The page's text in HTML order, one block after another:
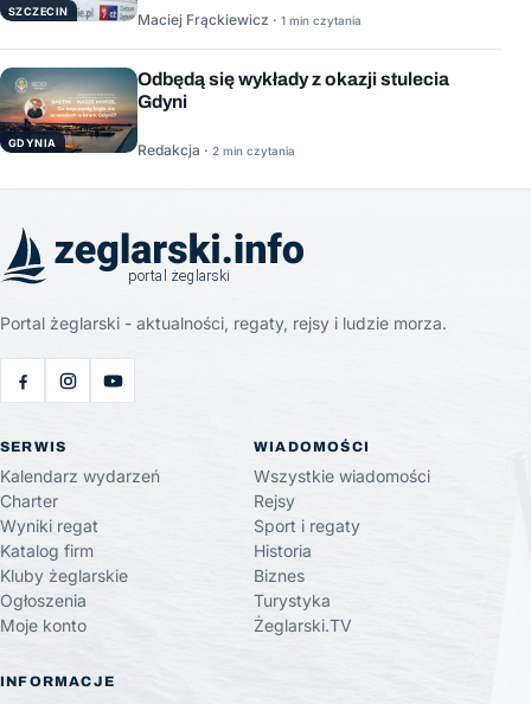
SZCZECIN Maciej Frąckiewicz · 1 min czytania
GDYNIA
Odbędą się wykłady z okazji stulecia
Gdyni
Redakcja · 2 min czytania
Portal żeglarski - aktualności, regaty, rejsy i ludzie morza.
SERWIS
Kalendarz wydarzeń
Charter
Wyniki regat
Katalog firm
Kluby żeglarskie
Ogłoszenia
Moje konto
WIADOMOŚCI
Wszystkie wiadomości
Rejsy
Sport i regaty
Historia
Biznes
Turystyka
Żeglarski.TV
INFORMACJE